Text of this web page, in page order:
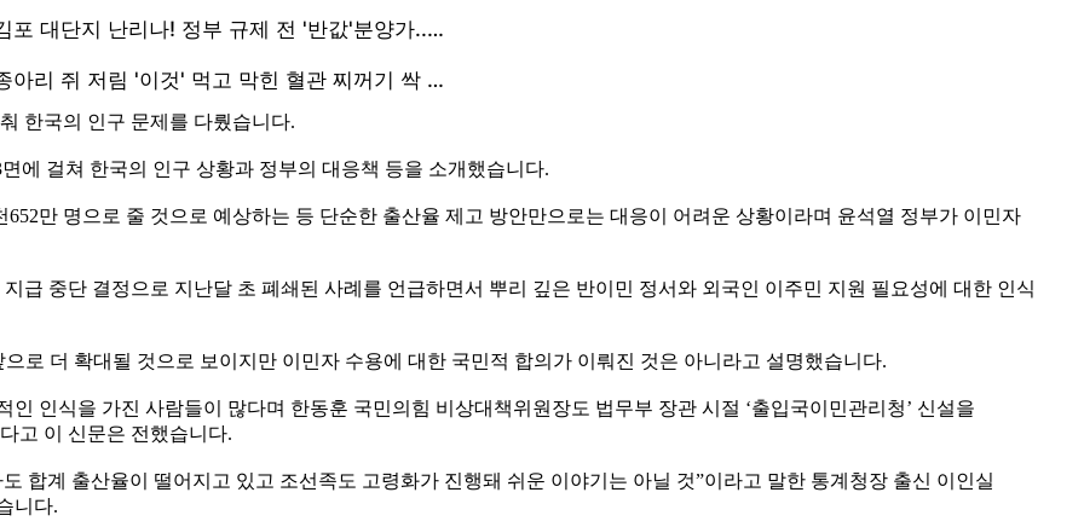
한국의 인구 문제를 다뤘습니다.
에 걸쳐 한국의 인구 상황과 정부의 대응책 등을 소개했습니다.
652만 명으로 줄 것으로 예상하는 등 단순한 출산율 제고 방안만으로는 대응이 어려운 상황이라며 윤석열 정부가 이민자
급 중단 결정으로 지난달 초 폐쇄된 사례를 언급하면서 뿌리 깊은 반이민 정서와 외국인 이주민 지원 필요성에 대한 인식
로 더 확대될 것으로 보이지만 이민자 수용에 대한 국민적 합의가 이뤄진 것은 아니라고 설명했습니다.
인식을 가진 사람들이 많다며 한동훈 국민의힘 비상대책위원장도 법무부 장관 시절 ‘출입국이민관리청’ 신설을
고 이 신문은 전했습니다.
합계 출산율이 떨어지고 있고 조선족도 고령화가 진행돼 쉬운 이야기는 아닐 것”이라고 말한 통계청장 출신 이인실
니다.